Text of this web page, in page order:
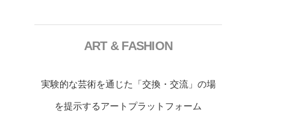
ART & FASHION
実験的な芸術を通じた「交換・交流」の場
を提示するアートプラットフォーム